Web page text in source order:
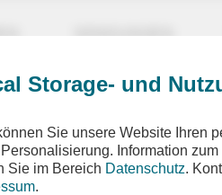
SENDUNGEN
Storage- und
Sie unsere Website Ihren
Information
Sie im Bereich Datenschutz.
.